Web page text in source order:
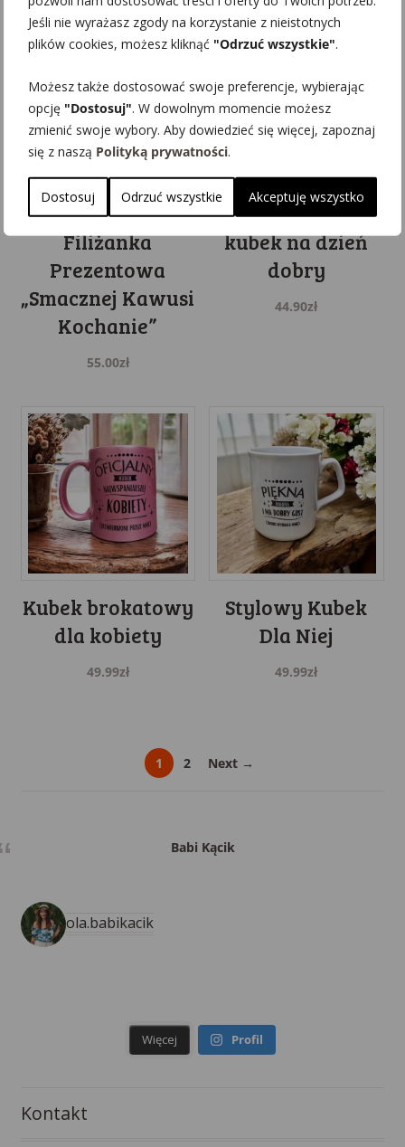
Jeśli nie wyrażasz zgody na korzystanie z nieistotnych
plików cookies, możesz kliknąć "Odrzuć wszystkie".
Możesz także dostosować swoje preferencje, wybierając
opcję "Dostosuj". W dowolnym momencie możesz
zmienić swoje wybory. Aby dowiedzieć się więcej, zapoznaj
się z naszą Polityką prywatności.
Dostosuj Odrzuć wszystkie Akceptuję wszystko
Filiżanka
Prezentowa
„Smacznej Kawusi
Kochanie”
55.00zł
kubek na dzień
dobry
44.90zł
Kubek brokatowy
dla kobiety
49.99zł
Stylowy Kubek
Dla Niej
49.99zł
1 2 Next →
Babi Kącik
ola.babikacik
Więcej Profil
Kontakt